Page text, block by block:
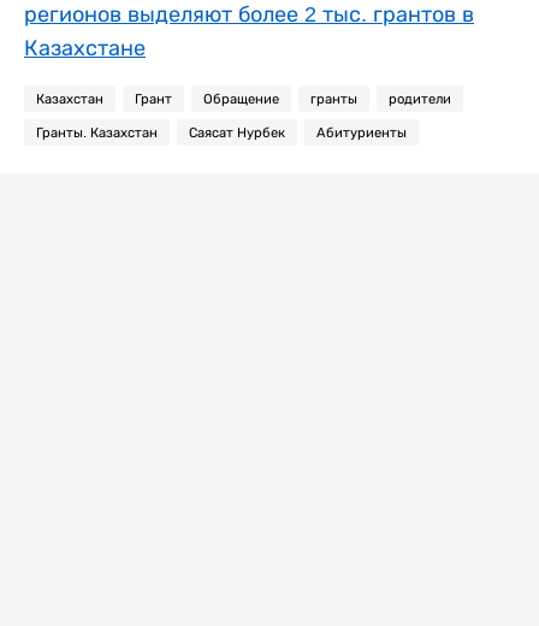
регионов выделяют более 2 тыс. грантов в
Казахстане
Казахстан Грант Обращение гранты родители
Гранты. Казахстан Саясат Нурбек Абитуриенты